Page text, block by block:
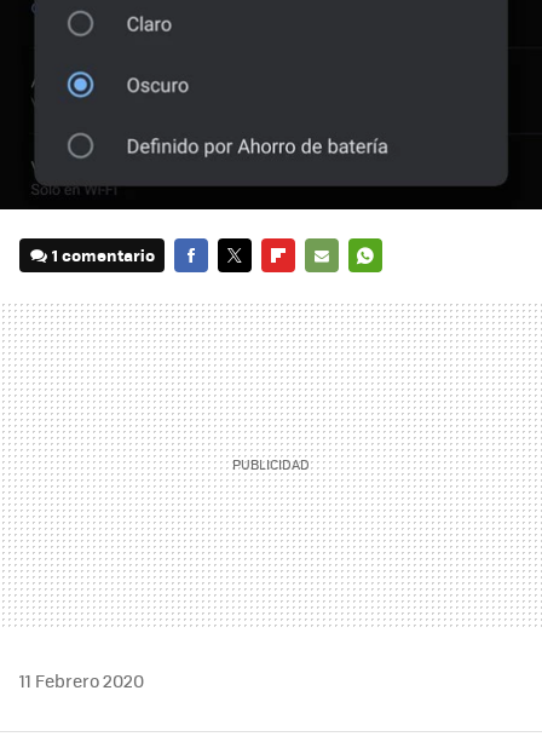
1 comentario
MAIL
11 Febrero 2020